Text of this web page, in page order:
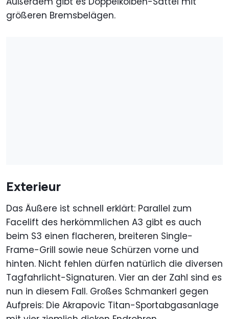
größeren Bremsbelägen.
Exterieur
Das Äußere ist schnell erklärt: Parallel zum
Facelift des herkömmlichen A3 gibt es auch
beim S3 einen flacheren, breiteren Single-
Frame-Grill sowie neue Schürzen vorne und
hinten. Nicht fehlen dürfen natürlich die diversen
Tagfahrlicht-Signaturen. Vier an der Zahl sind es
nun in diesem Fall. Großes Schmankerl gegen
Aufpreis: Die Akrapovic Titan-Sportabgasanlage